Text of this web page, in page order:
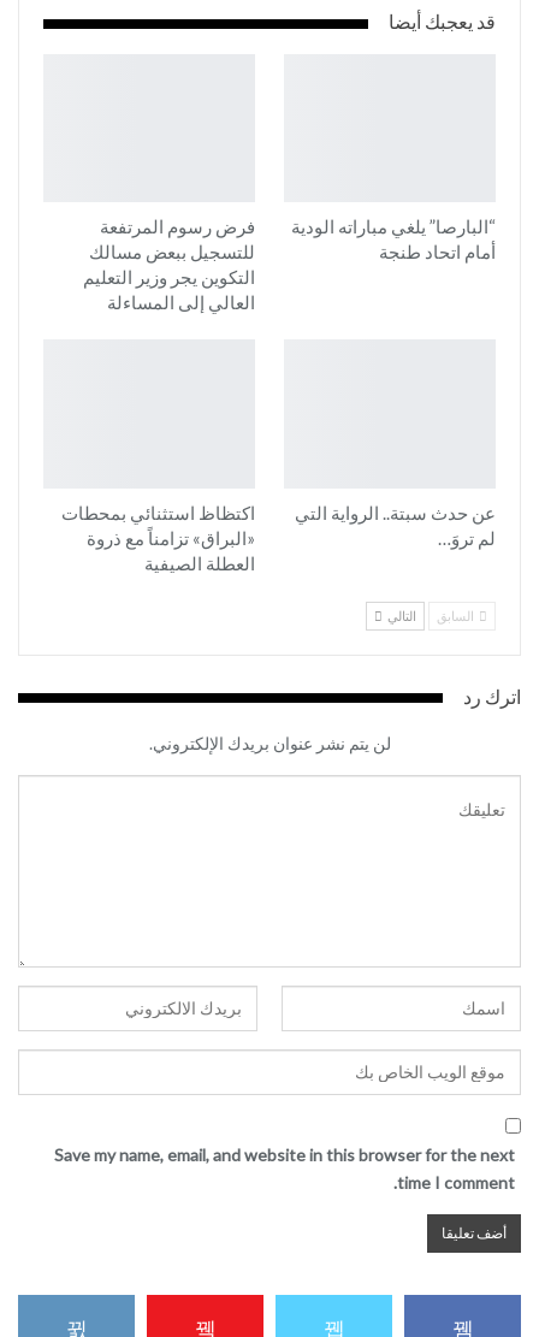
قد يعجبك أيضا
“البارصا” يلغي مباراته الودية
أمام اتحاد طنجة
فرض رسوم المرتفعة
للتسجيل ببعض مسالك
التكوين يجر وزير التعليم
العالي إلى المساءلة
عن حدث سبتة.. الرواية التي
لم تروَ…
اكتظاظ استثنائي بمحطات
«البراق» تزامناً مع ذروة
العطلة الصيفية
السابق التالي
اترك رد
لن يتم نشر عنوان بريدك الإلكتروني.
Save my name, email, and website in this browser for the next
time I comment.